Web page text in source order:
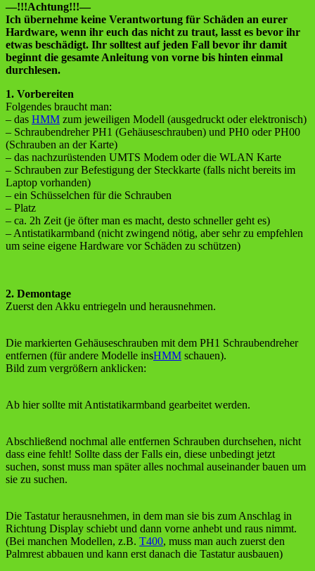
—!!!Achtung!!!—
Ich übernehme keine Verantwortung für Schäden an eurer
Hardware, wenn ihr euch das nicht zu traut, lasst es bevor ihr
etwas beschädigt. Ihr solltest auf jeden Fall bevor ihr damit
beginnt die gesamte Anleitung von vorne bis hinten einmal
durchlesen.
1. Vorbereiten
Folgendes braucht man:
– das HMM zum jeweiligen Modell (ausgedruckt oder elektronisch)
– Schraubendreher PH1 (Gehäuseschrauben) und PH0 oder PH00
(Schrauben an der Karte)
– das nachzurüstenden UMTS Modem oder die WLAN Karte
– Schrauben zur Befestigung der Steckkarte (falls nicht bereits im
Laptop vorhanden)
– ein Schüsselchen für die Schrauben
– Platz
– ca. 2h Zeit (je öfter man es macht, desto schneller geht es)
– Antistatikarmband (nicht zwingend nötig, aber sehr zu empfehlen
um seine eigene Hardware vor Schäden zu schützen)
2. Demontage
Zuerst den Akku entriegeln und herausnehmen.
Die markierten Gehäuseschrauben mit dem PH1 Schraubendreher
entfernen (für andere Modelle insHMM schauen).
Bild zum vergrößern anklicken:
Ab hier sollte mit Antistatikarmband gearbeitet werden.
Abschließend nochmal alle entfernen Schrauben durchsehen, nicht
dass eine fehlt! Sollte dass der Falls ein, diese unbedingt jetzt
suchen, sonst muss man später alles nochmal auseinander bauen um
sie zu suchen.
Die Tastatur herausnehmen, in dem man sie bis zum Anschlag in
Richtung Display schiebt und dann vorne anhebt und raus nimmt.
(Bei manchen Modellen, z.B. T400, muss man auch zuerst den
Palmrest abbauen und kann erst danach die Tastatur ausbauen)